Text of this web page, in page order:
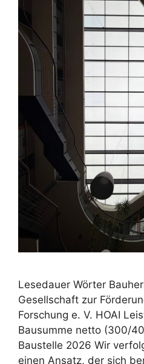
Lesedauer Wörter
Gesellschaft zur
Forschung e. V. HOAI
Bausumme netto (300/
Baustelle 2026 Wir
einen Ansatz, der sich